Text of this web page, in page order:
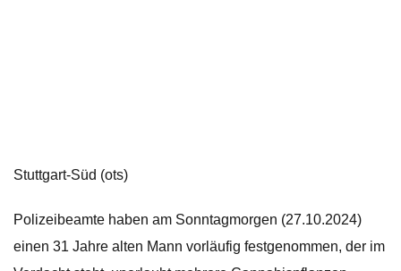
Stuttgart-Süd (ots)
Polizeibeamte haben am Sonntagmorgen (27.10.2024)
einen 31 Jahre alten Mann vorläufig festgenommen, der im